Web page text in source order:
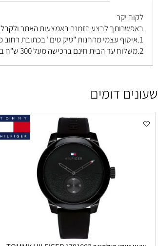
לבצע הזמנה באמצעות האתר ולקבלה
פתח תקווה 3
דומים